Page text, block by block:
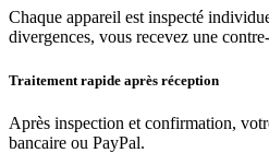
Chaque appareil est inspecté
divergences, vous recevez une
Traitement rapide après réception
Après inspection et confirmation,
bancaire ou PayPal.